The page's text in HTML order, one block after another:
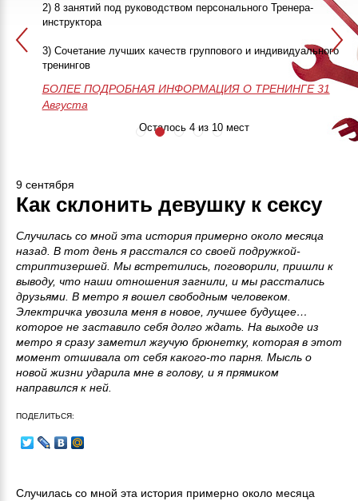
БОЛЕЕ ПОДРОБНАЯ ИНФОРМАЦИЯ О ТРЕНИНГЕ
28-29-30 Августа
2) 8 занятий под руководством персонального Тренера-
инструктора
3) Сочетание лучших качеств группового и индивидуального
тренингов
БОЛЕЕ ПОДРОБНАЯ ИНФОРМАЦИЯ О ТРЕНИНГЕ 31
Августа
Осталось 4 из 10 мест
Онлайн поддержка
Незабываемое
приключение
результата
>>>ЗАПИСАТЬСЯ НА КЛУБНЫЙ ПИКАП-ТРЕНИНГ<<<
в 20:00
>>>ЗАПИСАТЬСЯ НА МАСТЕР-
КЛАСС<<<
9 сентября
Как склонить девушку к сексу
Случилась со мной эта история примерно около месяца
назад. В тот день я расстался со своей подружкой-
стриптизершей. Мы встретились, поговорили, пришли к
выводу, что наши отношения загнили, и мы расстались
друзьями. В метро я вошел свободным человеком.
Электричка увозила меня в новое, лучшее будущее…
которое не заставило себя долго ждать. На выходе из
метро я сразу заметил жгучую брюнетку, которая в этот
момент отшивала от себя какого-то парня. Мысль о
новой жизни ударила мне в голову, и я прямиком
направился к ней.
ПОДЕЛИТЬСЯ:
Случилась со мной эта история примерно около месяца